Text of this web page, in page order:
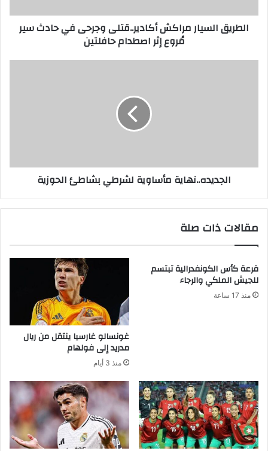
الطريق السيار مراكش أكادير..قتلى وجرحى في حادث سير
مُروع إثر اصطدام حافلتين
الجديده..نهاية مأساوية لشرطي بشاطئ الحوزية
مقالات ذات صلة
قرعة كأس الكونفدرالية تبتسم
للجيش الملكي والرجاء
منذ 17 ساعة
غونسالو غارسيا ينتقل من ريال
مدريد إلى فولهام
منذ 3 أيام